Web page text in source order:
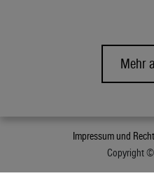
Mehr
Impressum und
Copyright ©